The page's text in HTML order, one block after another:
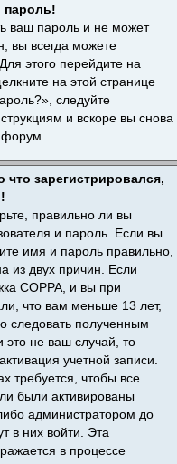
пароль!
ваш пароль и не может
вы всегда можете
этого перейдите на
на этой странице
следуйте
и вскоре вы снова
что зарегистрировался,
правильно ли вы
и пароль. Если вы
имя и пароль правильно,
из двух причин. Если
COPPA, и вы при
что вам меньше 13 лет,
следовать полученным
это не ваш случай, то
учетной записи.
требуется, чтобы все
были активированы
администратором до
в них войти. Эта
в процессе